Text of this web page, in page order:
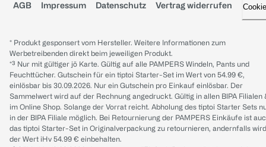
AGB Impressum Datenschutz Vertrag widerrufen
* Produkt gesponsert vom Hersteller. Weitere Informationen zum
Werbetreibenden direkt beim jeweiligen Produkt.
*³ Nur mit gültiger jö Karte. Gültig auf alle PAMPERS Windeln, Pants und
Feuchttücher. Gutschein für ein tiptoi Starter-Set im Wert von 54.99 €,
einlösbar bis 30.09.2026. Nur ein Gutschein pro Einkauf einlösbar. Der
Sammelwert wird auf der Rechnung angedruckt. Gültig in allen BIPA Filialen
im Online Shop. Solange der Vorrat reicht. Abholung des tiptoi Starter Sets
in der BIPA Filiale möglich. Bei Retournierung der PAMPERS Einkäufe ist
das tiptoi Starter-Set in Originalverpackung zu retournieren, andernfalls wird
der Wert iHv 54.99 € einbehalten.